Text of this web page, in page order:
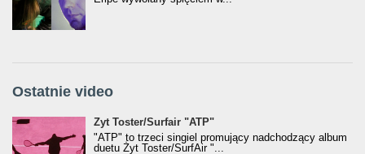
Ostatnie video
Żyt Toster/SurfAir - ATP VIDEO
Żyt Toster/Surfair "ATP"
"ATP" to trzeci singiel promujący nadchodzący album
duetu Żyt Toster/SurfAir "...